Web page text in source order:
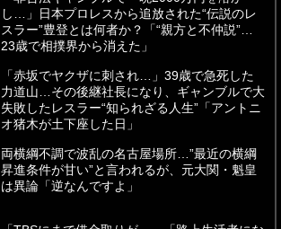
し…」日本プロレスから追放された“伝説のレ
スラー”豊登とは何者か？「“親方と不仲説”…
23歳で相撲界から消えた」
「赤坂でヤクザに刺され…」39歳で急死した
力道山…その後継社長になり、ギャンブルで大
失敗したレスラー“知られざる人生”「アントニ
オ猪木が土下座した日」
両横綱不調で波乱の名古屋場所…”最近の横綱
昇進条件が甘い”と言われるが、元大関・魁皇
は異論「逆なんですよ」